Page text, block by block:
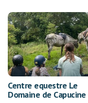
Centre equestre Le
Domaine de Capucine